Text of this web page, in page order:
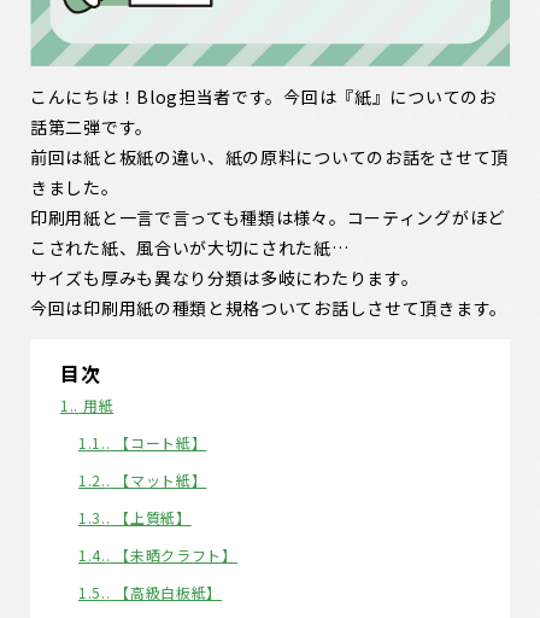
こんにちは！Blog担当者です。今回は『紙』についてのお
話第二弾です。
前回は紙と板紙の違い、紙の原料についてのお話をさせて頂
きました。
印刷用紙と一言で言っても種類は様々。コーティングがほど
こされた紙、風合いが大切にされた紙…
サイズも厚みも異なり分類は多岐にわたります。
今回は印刷用紙の種類と規格ついてお話しさせて頂きます。
目次
1. 用紙
1.1.
【コート紙】
1.2.
【マット紙】
1.3.
【上質紙】
1.4.
【未晒クラフト】
1.5.
【高級白板紙】